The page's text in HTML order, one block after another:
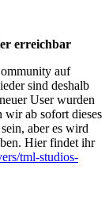
erreichbar
auf
sind deshalb
User wurden
wir ab sofort dieses
aber es wird
Hier findet ihr
tml-studios-